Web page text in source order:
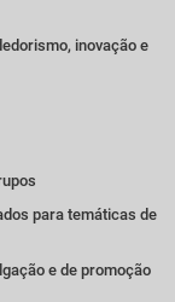
inovação e
para temáticas de
e de promoção